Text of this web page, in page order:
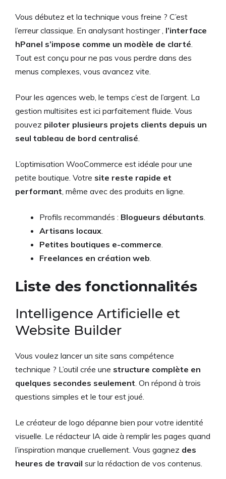
Vous débutez et la technique vous freine ? C’est
l’erreur classique. En analysant hostinger , l’interface
hPanel s’impose comme un modèle de clarté
Tout est conçu pour ne pas vous perdre dans des
menus complexes, vous avancez vite.
Pour les agences web, le temps c’est de l’argent. La
gestion multisites est ici parfaitement fluide. Vous
pouvez piloter plusieurs projets clients depuis un
seul tableau de bord centralisé
L’optimisation WooCommerce est idéale pour une
petite boutique. Votre site reste rapide et
performant , même avec des produits en ligne.
Profils recommandés : Blogueurs débutants
Artisans locaux
Petites boutiques e-commerce
Freelances en création web
Liste des fonctionnalités
Intelligence Artificielle et
Website Builder
Vous voulez lancer un site sans compétence
technique ? L’outil crée une structure complète en
quelques secondes seulement . On répond à trois
questions simples et le tour est joué.
Le créateur de logo dépanne bien pour votre identité
visuelle. Le rédacteur IA aide à remplir les pages quand
l’inspiration manque cruellement. Vous gagnez des
heures de travail sur la rédaction de vos contenus.